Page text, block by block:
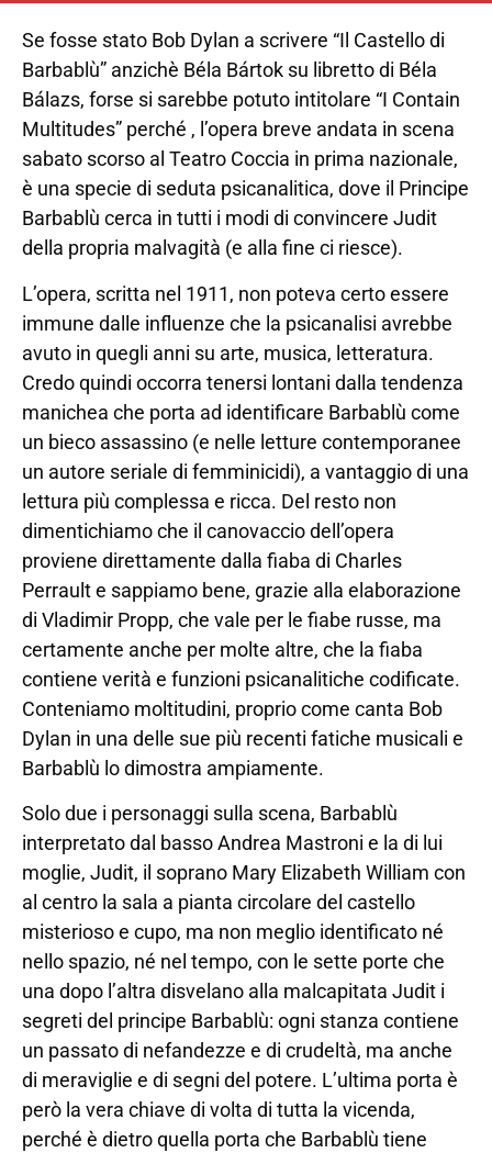
Se fosse stato Bob Dylan a scrivere “Il Castello di
Barbablù” anzichè Béla Bártok su libretto di Béla
Bálazs, forse si sarebbe potuto intitolare “I Contain
Multitudes” perché , l’opera breve andata in scena
sabato scorso al Teatro Coccia in prima nazionale,
è una specie di seduta psicanalitica, dove il Principe
Barbablù cerca in tutti i modi di convincere Judit
della propria malvagità (e alla fine ci riesce).
L’opera, scritta nel 1911, non poteva certo essere
immune dalle influenze che la psicanalisi avrebbe
avuto in quegli anni su arte, musica, letteratura.
Credo quindi occorra tenersi lontani dalla tendenza
manichea che porta ad identificare Barbablù come
un bieco assassino (e nelle letture contemporanee
un autore seriale di femminicidi), a vantaggio di una
lettura più complessa e ricca. Del resto non
dimentichiamo che il canovaccio dell’opera
proviene direttamente dalla fiaba di Charles
Perrault e sappiamo bene, grazie alla elaborazione
di Vladimir Propp, che vale per le fiabe russe, ma
certamente anche per molte altre, che la fiaba
contiene verità e funzioni psicanalitiche codificate.
Conteniamo moltitudini, proprio come canta Bob
Dylan in una delle sue più recenti fatiche musicali e
Barbablù lo dimostra ampiamente.
Solo due i personaggi sulla scena, Barbablù
interpretato dal basso Andrea Mastroni e la di lui
moglie, Judit, il soprano Mary Elizabeth William con
al centro la sala a pianta circolare del castello
misterioso e cupo, ma non meglio identificato né
nello spazio, né nel tempo, con le sette porte che
una dopo l’altra disvelano alla malcapitata Judit i
segreti del principe Barbablù: ogni stanza contiene
un passato di nefandezze e di crudeltà, ma anche
di meraviglie e di segni del potere. L’ultima porta è
però la vera chiave di volta di tutta la vicenda,
perché è dietro quella porta che Barbablù tiene